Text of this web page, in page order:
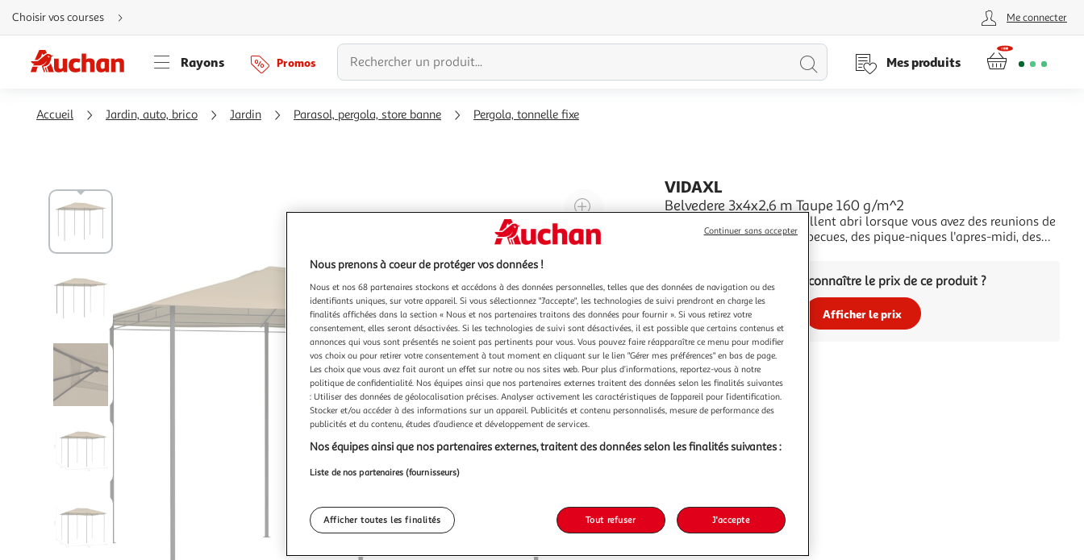
Aller
directement
au
Aller
directement
à
Aller
directement
Choisir vos courses Me connecter
Rayons Promos
Lancer
Mes produits
Accueil Jardin, auto, brico Jardin Parasol, pergola, store banne Pergola, tonnelle fixe
Agrandir
l'illustration
à
Réduire
à
100
%
Partager
le
produit
VIDAXL
Belvedere 3x4x2,6 m Taupe 160 g/m^2
Ce belvedere offre un excellent abri lorsque vous avez des reunions de
famille et d'amis, des barbecues, des pique-niques l'apres-midi, des
qui le rend resistant et robVous voulez connaître le prix de ce produit ?
Afficher le prix
Nous prenons à coeur de protéger vos données !
Nous et nos 68 partenaires stockons et accédons à des données personnelles, telles que des données de navigation ou des
identifiants uniques, sur votre appareil. Si vous sélectionnez "J'accepte", les technologies de suivi prendront en charge les
finalités affichées dans la section « Nous et nos partenaires traitons des données pour fournir ». Si vous retirez votre
consentement, elles seront désactivées. Si les technologies de suivi sont désactivées, il est possible que certains contenus et
annonces qui vous sont présentés ne soient pas pertinents pour vous. Vous pouvez faire réapparaître ce menu pour modifier
vos choix ou pour retirer votre consentement à tout moment en cliquant sur le lien "Gérer mes préférences" en bas de page.
Les choix que vous avez fait auront un effet sur notre ou nos sites web. Pour plus d’informations, reportez-vous à notre
politique de confidentialité. Nos équipes ainsi que nos partenaires externes traitent des données selon les finalités suivantes
: Utiliser des données de géolocalisation précises. Analyser activement les caractéristiques de l’appareil pour l’identification.
Stocker et/ou accéder à des informations sur un appareil. Publicités et contenu personnalisés, mesure de performance des
publicités et du contenu, études d’audience et développement de services.
Nos équipes ainsi que nos partenaires externes, traitent des données selon les finalités suivantes :
Liste de nos partenaires (fournisseurs)
Afficher toutes les finalités Tout refuser J'accepte
Continuer sans accepter